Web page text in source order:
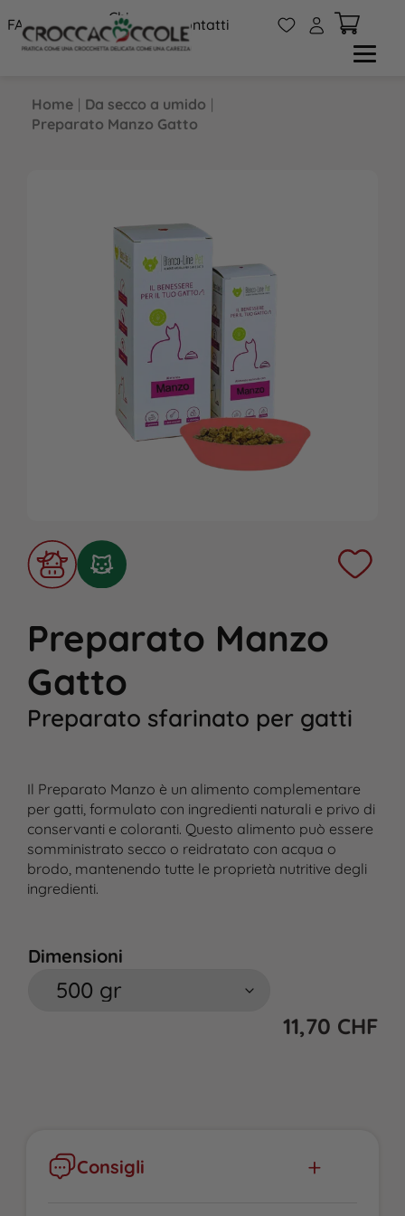
FAQs
Chi
siamo
Contatti W A
Home | Da secco a umido |
Preparato Manzo Gatto
Preparato Manzo
Gatto
Preparato sfarinato per gatti
Il Preparato Manzo è un alimento complementare
per gatti, formulato con ingredienti naturali e privo di
conservanti e coloranti. Questo alimento può essere
somministrato secco o reidratato con acqua o
brodo, mantenendo tutte le proprietà nutritive degli
ingredienti.
Dimensioni
11,70 CHF
Consigli